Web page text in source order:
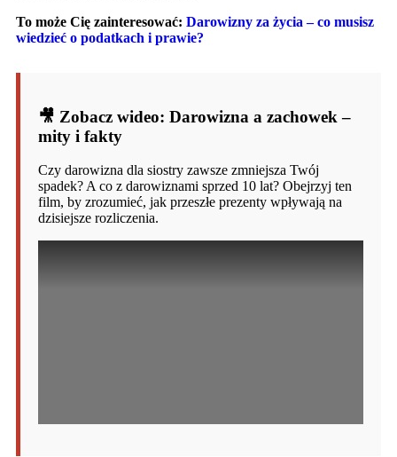
To może Cię zainteresować: Darowizny za życia – co musisz
wiedzieć o podatkach i prawie?
🎥 Zobacz wideo: Darowizna a zachowek –
mity i fakty
Czy darowizna dla siostry zawsze zmniejsza Twój
spadek? A co z darowiznami sprzed 10 lat? Obejrzyj ten
film, by zrozumieć, jak przeszłe prezenty wpływają na
dzisiejsze rozliczenia.